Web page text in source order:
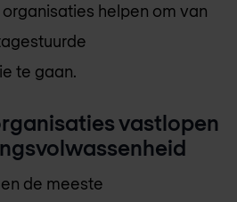
helpen om van
te gaan.
vastlopen
de meeste